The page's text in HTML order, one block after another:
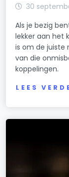
30
Als je bezig
lekker aan het
is om de juiste
van die
koppelingen.
LEES